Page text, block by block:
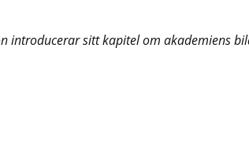
introducerar sitt kapitel om akademiens